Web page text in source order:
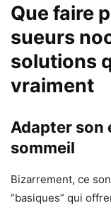
Que faire
sueurs
solutions
vraiment
Adapter son
sommeil
Bizarrement, ce
“basiques” qui